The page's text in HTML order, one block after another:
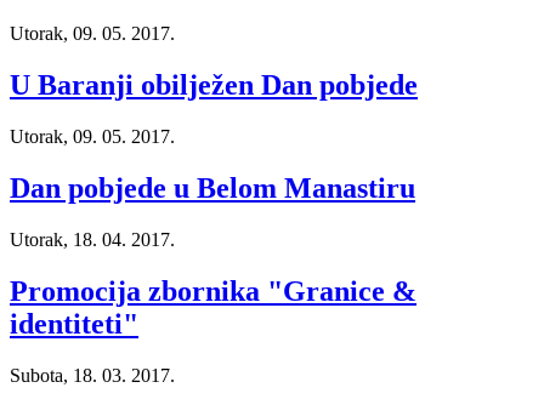
Utorak, 09. 05. 2017.
U Baranji obilježen Dan pobjede
Utorak, 09. 05. 2017.
Dan pobjede u Belom Manastiru
Utorak, 18. 04. 2017.
Promocija zbornika "Granice &
identiteti"
Subota, 18. 03. 2017.